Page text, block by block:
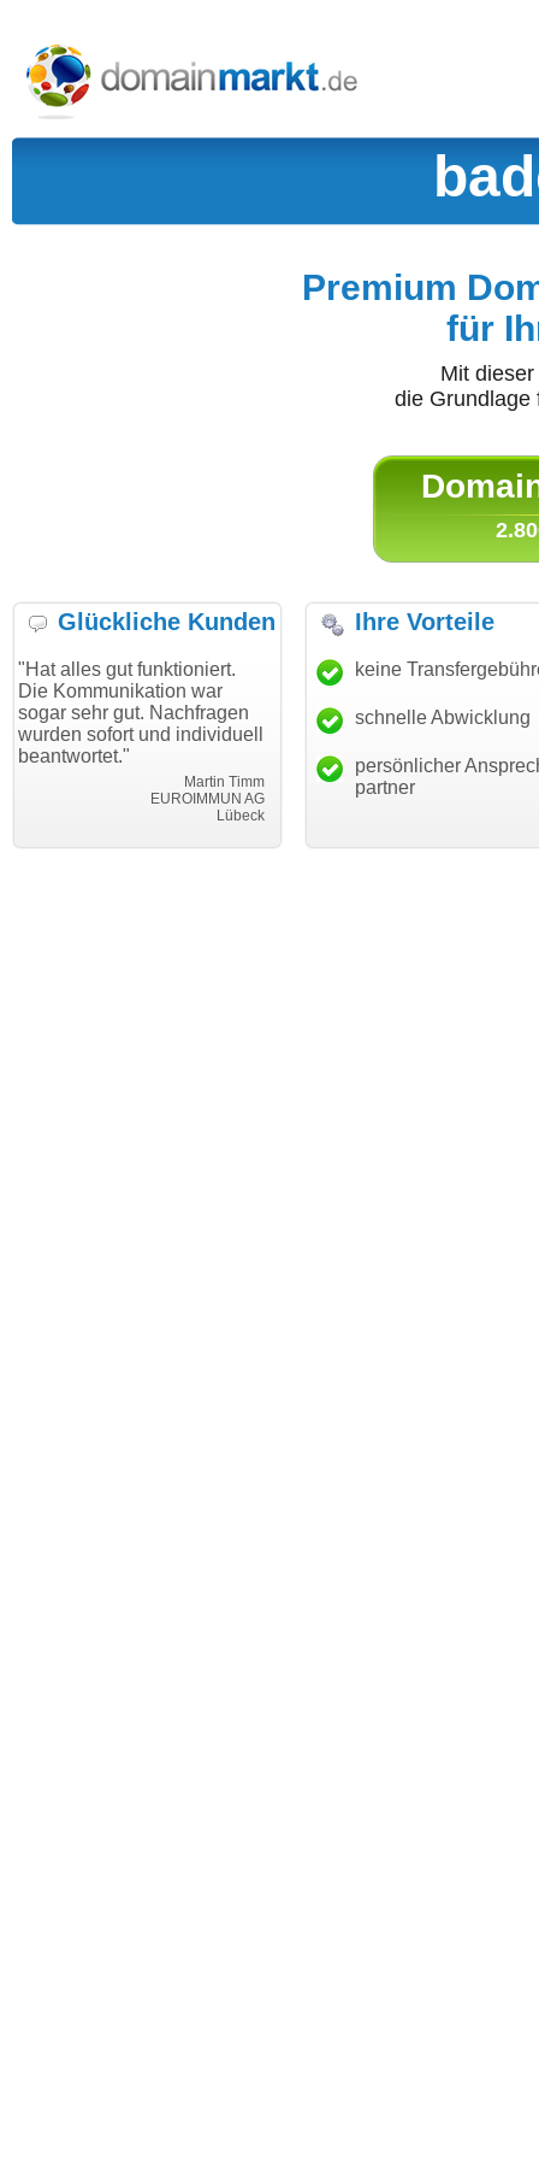
Premium
für
Mit
die
Glückliche Kunden
funktioniert.
war
gut. Nachfragen
und individuell
EUROIMMUN AG
"Danke für den schnellen
Transfer und guten Service!"
Thomas Schäfer
i can eckert communication GmbH
"Ich bin
haben.
mein
Ihre Vorteile
keine
schnelle Abwicklung
persönlicher
partner